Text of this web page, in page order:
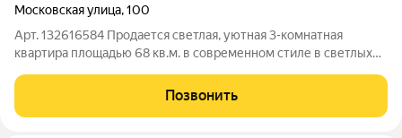
Московская улица,100
Арт. 132616584 Продается светлая, уютная 3-комнатная
квартира площадью 68 кв.м. в современном стиле в светлых
постройки, развитая инфраструктура: гимназия №5, школа
№17, детские сады, остановка
Позвонить